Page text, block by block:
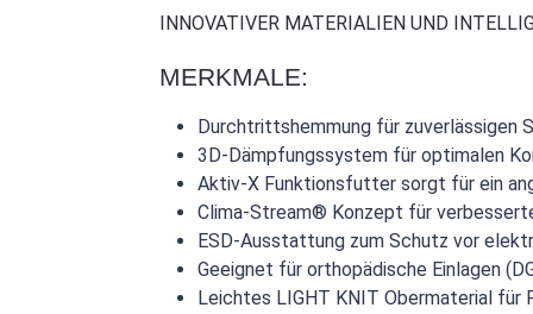
INNOVATIVER MATERIALIEN UND
MERKMALE:
Durchtrittshemmung für zuverlässigen
3D-Dämpfungssystem für optimalen
Aktiv-X Funktionsfutter sorgt für ein
Clima-Stream® Konzept für
ESD-Ausstattung zum Schutz vor
Geeignet für orthopädische Einlagen
Leichtes LIGHT KNIT Obermaterial für